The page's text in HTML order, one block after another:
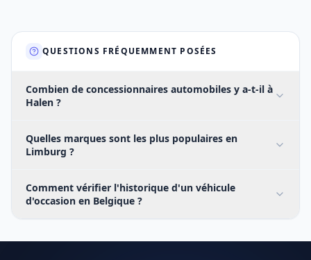
QUESTIONS FRÉQUEMMENT POSÉES
Combien de concessionnaires automobiles y a-t-il à
Halen ?
Quelles marques sont les plus populaires en
Limburg ?
Comment vérifier l'historique d'un véhicule
d'occasion en Belgique ?